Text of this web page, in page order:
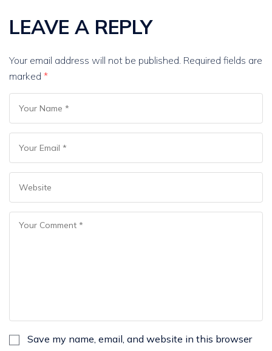
LEAVE A REPLY
Your email address will not be published. Required fields are
marked *
Save my name, email, and website in this browser